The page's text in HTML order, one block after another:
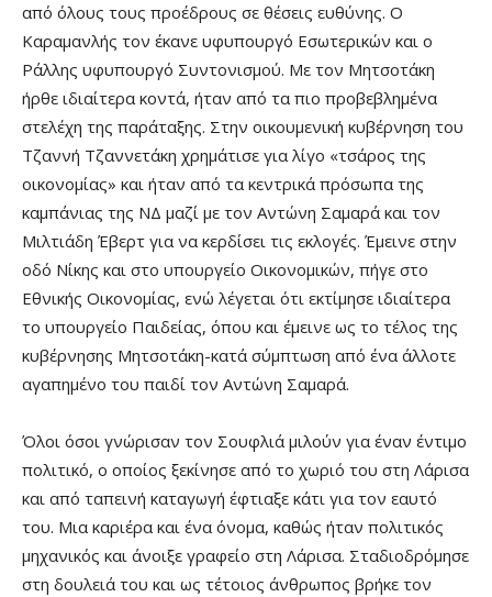
από όλους τους προέδρους σε θέσεις ευθύνης. Ο
Καραμανλής τον έκανε υφυπουργό Εσωτερικών και ο
Ράλλης υφυπουργό Συντονισμού. Με τον Μητσοτάκη
ήρθε ιδιαίτερα κοντά, ήταν από τα πιο προβεβλημένα
στελέχη της παράταξης. Στην οικουμενική κυβέρνηση του
Τζαννή Τζαννετάκη χρημάτισε για λίγο «τσάρος της
οικονομίας» και ήταν από τα κεντρικά πρόσωπα της
καμπάνιας της ΝΔ μαζί με τον Αντώνη Σαμαρά και τον
Μιλτιάδη Έβερτ για να κερδίσει τις εκλογές. Έμεινε στην
οδό Νίκης και στο υπουργείο Οικονομικών, πήγε στο
Εθνικής Οικονομίας, ενώ λέγεται ότι εκτίμησε ιδιαίτερα
το υπουργείο Παιδείας, όπου και έμεινε ως το τέλος της
κυβέρνησης Μητσοτάκη-κατά σύμπτωση από ένα άλλοτε
αγαπημένο του παιδί τον Αντώνη Σαμαρά.
Όλοι όσοι γνώρισαν τον Σουφλιά μιλούν για έναν έντιμο
πολιτικό, ο οποίος ξεκίνησε από το χωριό του στη Λάρισα
και από ταπεινή καταγωγή έφτιαξε κάτι για τον εαυτό
του. Μια καριέρα και ένα όνομα, καθώς ήταν πολιτικός
μηχανικός και άνοιξε γραφείο στη Λάρισα. Σταδιοδρόμησε
στη δουλειά του και ως τέτοιος άνθρωπος βρήκε τον